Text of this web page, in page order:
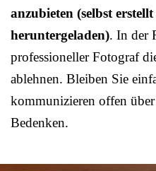
anzubieten (selbst
heruntergeladen). In der
professioneller Fotograf
ablehnen. Bleiben Sie
kommunizieren offen
Bedenken.